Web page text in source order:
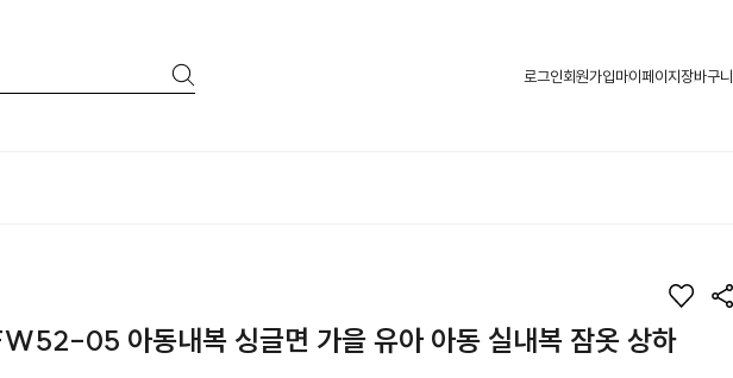
로그인회원가입마이페이지장바구니
05 아동내복 싱글면 가을 유아 아동 실내복 잠옷 상하